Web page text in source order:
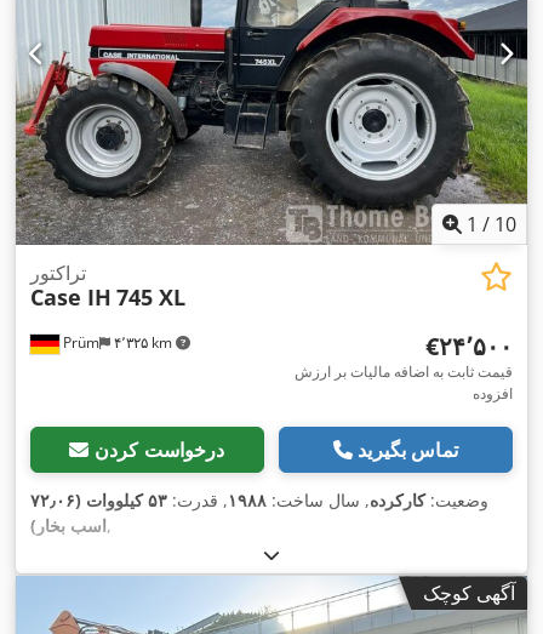
1 / 10
Prüm ۴٬۳۲۵ km
تراکتور
Case IH 745 XL
‎€۲۴٬۵۰۰
قیمت ثابت به اضافه مالیات بر ارزش
افزوده
درخواست کردن تماس بگیرید
وضعیت:کارکرده, سال ساخت: ۱۹۸۸, قدرت:
۵۳ کیلووات (۷۲٫۰۶
اسب بخار),
آگهی کوچک